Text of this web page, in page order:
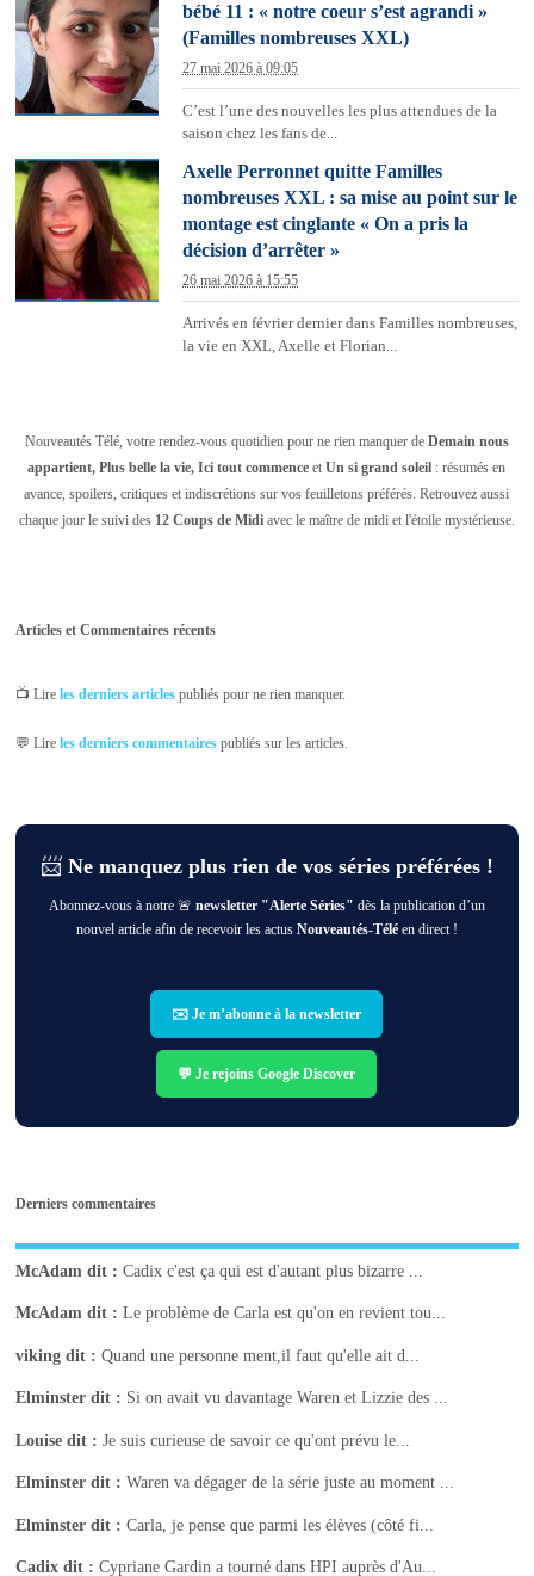
bébé 11 : « notre coeur s’est agrandi »
(Familles nombreuses XXL)
27 mai 2026 à 09:05
C’est l’une des nouvelles les plus attendues de la
saison chez les fans de...
Axelle Perronnet quitte Familles
nombreuses XXL : sa mise au point sur le
montage est cinglante « On a pris la
décision d’arrêter »
26 mai 2026 à 15:55
Arrivés en février dernier dans Familles nombreuses,
la vie en XXL, Axelle et Florian...
Nouveautés Télé, votre rendez-vous quotidien pour ne rien manquer de Demain nous
appartient, Plus belle la vie, Ici tout commence etUn si grand soleil : résumés en
avance, spoilers, critiques et indiscrétions sur vos feuilletons préférés. Retrouvez aussi
chaque jour le suivi des 12 Coups de Midiavec le maître de midi et l'étoile mystérieuse.
Articles et Commentaires récents
📺 Lireles derniers articles publiés pour ne rien manquer.
💬 Lireles derniers commentaires publiés sur les articles.
📨 Ne manquez plus rien de vos séries préférées !
Abonnez-vous à notre 🚨 newsletter "Alerte Séries" dès la publication d’un
nouvel article afin de recevoir les actus Nouveautés-Téléen direct !
✉️ Je m’abonne à la newsletter
💬 Je rejoins Google Discover
Derniers commentaires
McAdam dit : Cadix c'est ça qui est d'autant plus bizarre ...
McAdam dit : Le problème de Carla est qu'on en revient tou...
viking dit : Quand une personne ment,il faut qu'elle ait d...
Elminster dit : Si on avait vu davantage Waren et Lizzie des ...
Louise dit : Je suis curieuse de savoir ce qu'ont prévu le...
Elminster dit : Waren va dégager de la série juste au moment ...
Elminster dit : Carla, je pense que parmi les élèves (côté fi...
Cadix dit : Cypriane Gardin a tourné dans HPI auprès d'Au...